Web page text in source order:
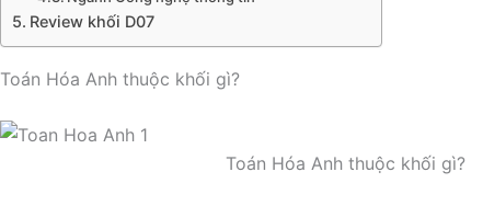
Review khối D07
Toán Hóa Anh thuộc khối gì?
Toán Hóa Anh thuộc khối gì?